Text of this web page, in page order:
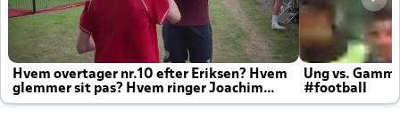
Hvem overtager nr.10 efter Eriksen? Hvem
glemmer sit pas? Hvem ringer Joachim
altid til efter kampe?
Ung vs.
#football